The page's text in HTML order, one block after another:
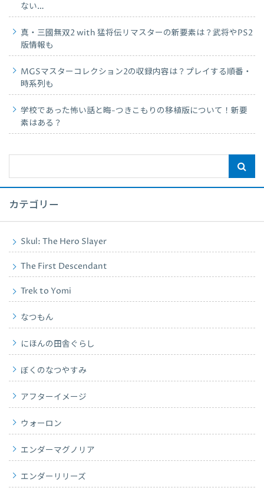
ない…
真・三國無双2 with 猛将伝リマスターの新要素は？武将やPS2
版情報も
MGSマスターコレクション2の収録内容は？プレイする順番・
時系列も
学校であった怖い話と晦-つきこもりの移植版について！新要
素はある？
カテゴリー
Skul: The Hero Slayer
The First Descendant
Trek to Yomi
なつもん
にほんの田舎ぐらし
ぼくのなつやすみ
アフターイメージ
ウォーロン
エンダーマグノリア
エンダーリリーズ